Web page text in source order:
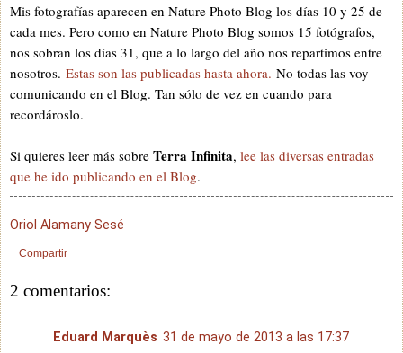
Mis fotografías aparecen en Nature Photo Blog los días 10 y 25 de
cada mes. Pero como en Nature Photo Blog somos 15 fotógrafos,
nos sobran los días 31, que a lo largo del año nos repartimos entre
nosotros. Estas son las publicadas hasta ahora. No todas las voy
comunicando en el Blog. Tan sólo de vez en cuando para
recordároslo.
Si quieres leer más sobre Terra Infinita, lee las diversas entradas
que he ido publicando en el Blog.
Oriol Alamany Sesé
Compartir
2 comentarios:
Eduard Marquès 31 de mayo de 2013 a las 17:37